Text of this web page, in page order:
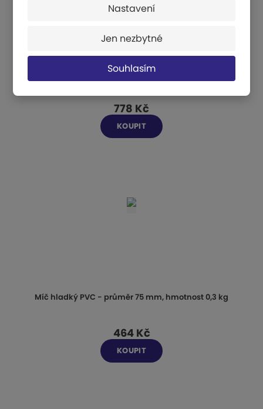
Nastavení
Jen nezbytné
Souhlasím
Míč hladký PVC - průměr 85 mm, hmotnost 1 kg
778 Kč
KOUPIT
Míč hladký PVC - průměr 75 mm, hmotnost 0,3 kg
464 Kč
KOUPIT